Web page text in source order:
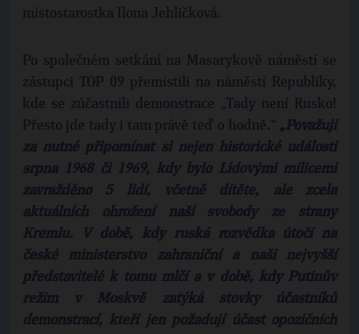
místostarostka Ilona Jehličková.
Po společném setkání na Masarykově náměstí se
zástupci TOP 09 přemístili na náměstí Republiky,
kde se zúčastnili demonstrace „Tady není Rusko!
Přesto jde tady i tam právě teď o hodně.“ „Považuji
za nutné připomínat si nejen historické události
srpna 1968 či 1969, kdy bylo Lidovými milicemi
zavražděno 5 lidí, včetně dítěte, ale zcela
aktuálních ohrožení naší svobody ze strany
Kremlu. V době, kdy ruská rozvědka útočí na
české ministerstvo zahraniční a naši nejvyšší
představitelé k tomu mlčí a v době, kdy Putinův
režim v Moskvě zatýká stovky účastníků
demonstrací, kteří jen požadují účast opozičních